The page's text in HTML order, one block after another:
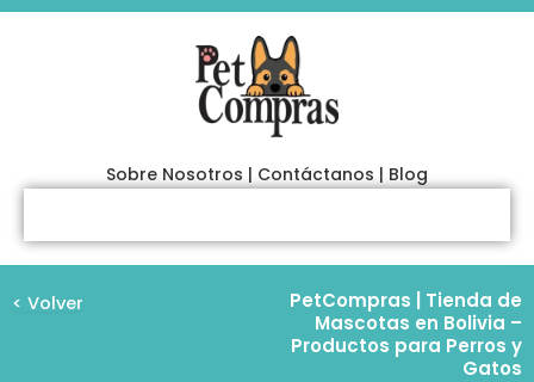
Ir
Sobre Nosotros | Contáctanos | Blog
< Volver
PetCompras | Tienda de
Mascotas en Bolivia –
Productos para Perros y
Gatos